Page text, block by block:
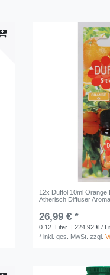
12x Duftöl 10ml
Ätherisch Diffuser
26,99 € *
0.12 Liter
| 224,92 € /
*inkl. ges. MwSt. zzgl.